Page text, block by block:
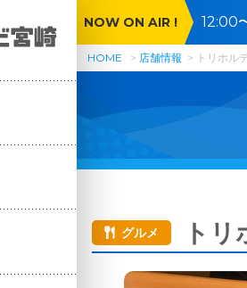
NOW ON AIR !
12:00
投扇
HOME 店舗情報 トリホル
グルメ ト